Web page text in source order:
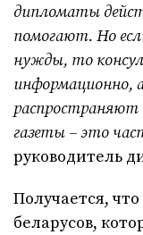
дипломаты
помогают. Но
нужды, то
информационно,
газеты – это
руководитель
Получается,
беларусов,